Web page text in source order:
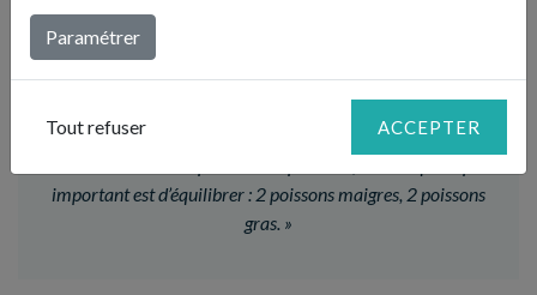
frottées à l’ail.
important est d’équilibrer : 2 poissons maigres, 2 poissons
gras. »
Paramétrer
Tout refuser ACCEPTER